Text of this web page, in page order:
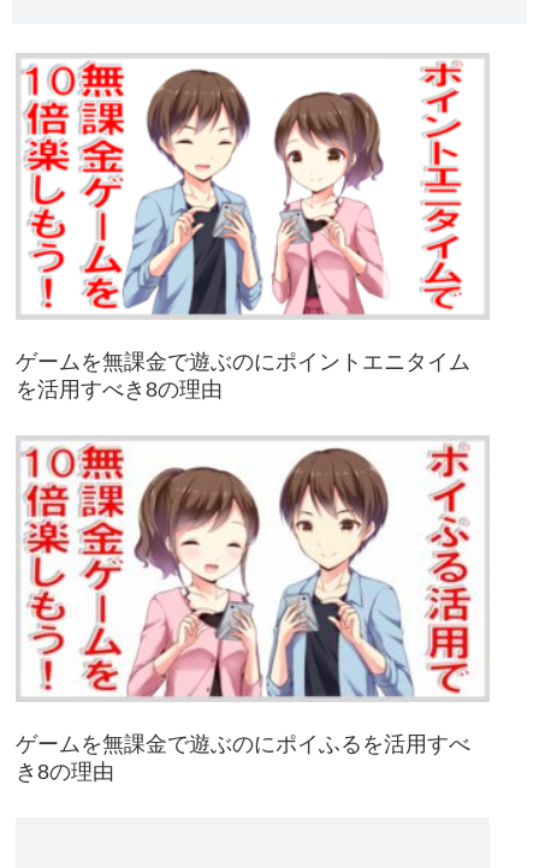
ゲームを無課金で遊ぶのにポイントエニタイム
を活用すべき8の理由
ゲームを無課金で遊ぶのにポイふるを活用すべ
き8の理由